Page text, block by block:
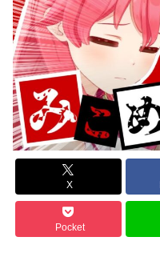
X
Pocket